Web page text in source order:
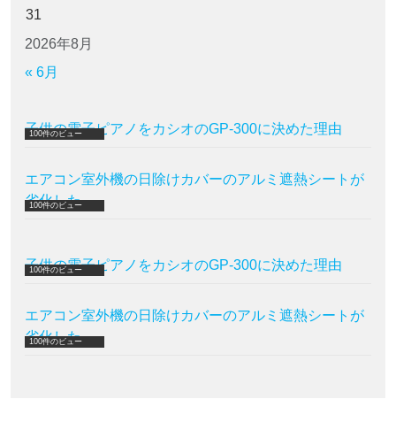
2026年8月
31
« 6月
子供の電子ピアノをカシオのGP-300に決めた理由
100件のビュー
エアコン室外機の日除けカバーのアルミ遮熱シートが
劣化した
100件のビュー
子供の電子ピアノをカシオのGP-300に決めた理由
100件のビュー
エアコン室外機の日除けカバーのアルミ遮熱シートが
劣化した
100件のビュー